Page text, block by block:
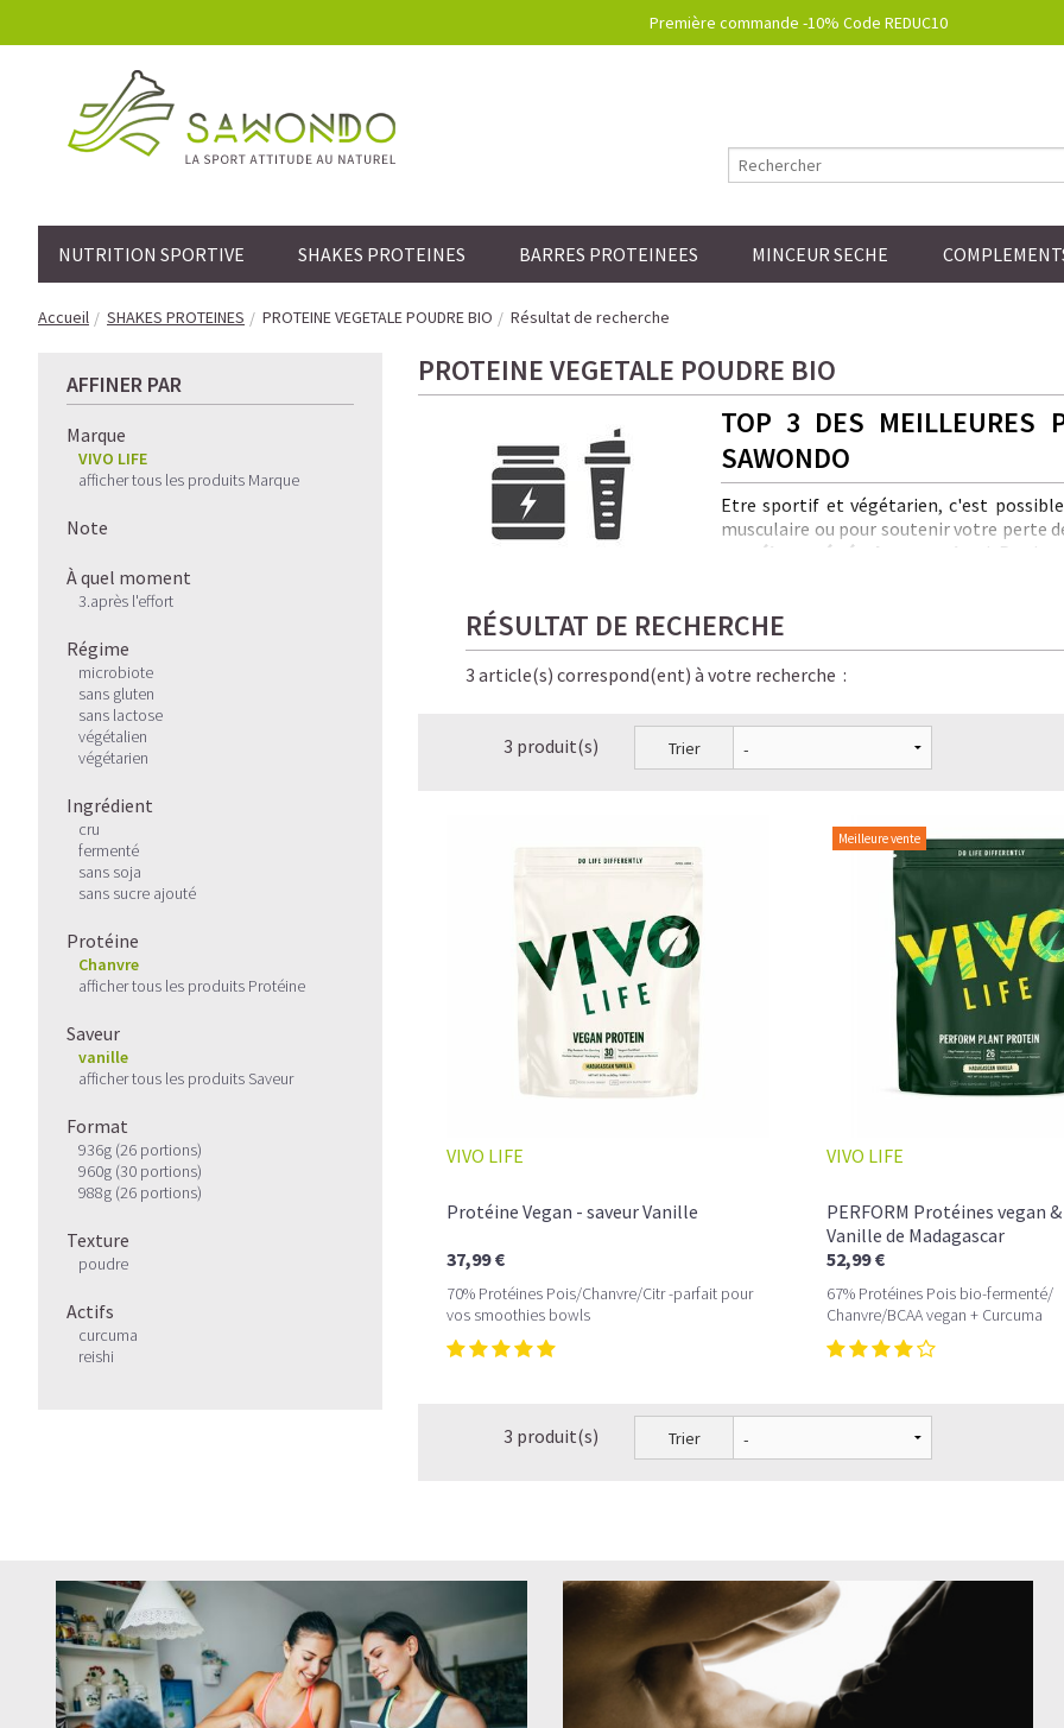
Première commande -10% Code REDUC10
NUTRITION SPORTIVE SHAKES PROTEINES BARRES PROTEINEES MINCEUR SECHE
Accueil SHAKES PROTEINES PROTEINE VEGETALE POUDRE BIO Résultat de recherche
AFFINER PAR
Marque
VIVO LIFE
afficher tous les produits Marque
Note
À quel moment
3.après l'effort
Régime
microbiote
sans gluten
sans lactose
végétalien
végétarien
Ingrédient
cru
fermenté
sans soja
sans sucre ajouté
Protéine
Chanvre
afficher tous les produits Protéine
Saveur
vanille
afficher tous les produits Saveur
Format
936g (26 portions)
960g (30 portions)
988g (26 portions)
Texture
poudre
Actifs
curcuma
reishi
PROTEINE VEGETALE POUDRE BIO
TOP 3 DES MEILLEURES
SAWONDO
Etre sportif et végétarien, c'est
musculaire ou pour soutenir votre perte
protéines végétales premium ! Par
protéine animale difficile à digérer.
est issue de vaches traitées sous
végétales plus saines. On se tournera
classique ne permet pas de couvrir des
une source de protéine
partir de graines, oléagineux, céréales ou
de protéines sans avoir autant de
Vous n'avez pas encore testé nos
proteine veganles plus populaires et
LA PROTÉINE DE
QUOTIDIEN
RÉSULTAT DE RECHERCHE
3 article(s) correspond(ent) à votre recherche :
3 produit(s) Trier
VIVO LIFE
Protéine Vegan - saveur Vanille
37,99 €
70% Protéines Pois/Chanvre/Citr -parfait pour
vos smoothies bowls
Meilleure vente
VIVO LIFE
PERFORM Protéines vegan &
Vanille de Madagascar
52,99 €
67% Protéines Pois bio-fermenté/
Chanvre/BCAA vegan + Curcuma
3 produit(s) Trier